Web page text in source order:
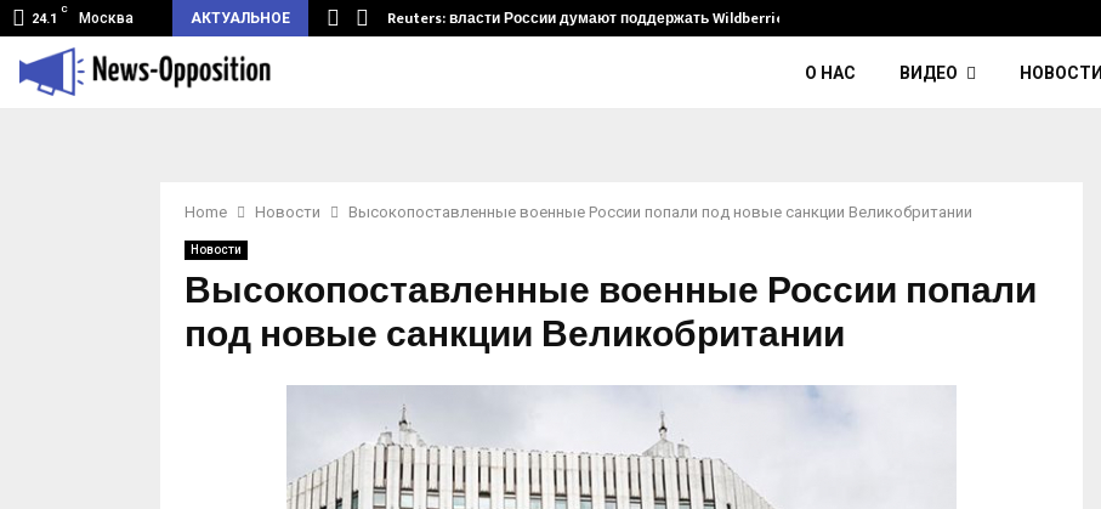
24.1
C
Москва АКТУАЛЬНОЕ
туннель из Беларуси.… Reuters: власти России думают поддержать Wildberries и его…
О НАС ВИДЕО НОВОСТИ
Home Новости Высокопоставленные военные России попали под новые санкции Великобритании
Новости
Высокопоставленные военные России попали
под новые санкции Великобритании